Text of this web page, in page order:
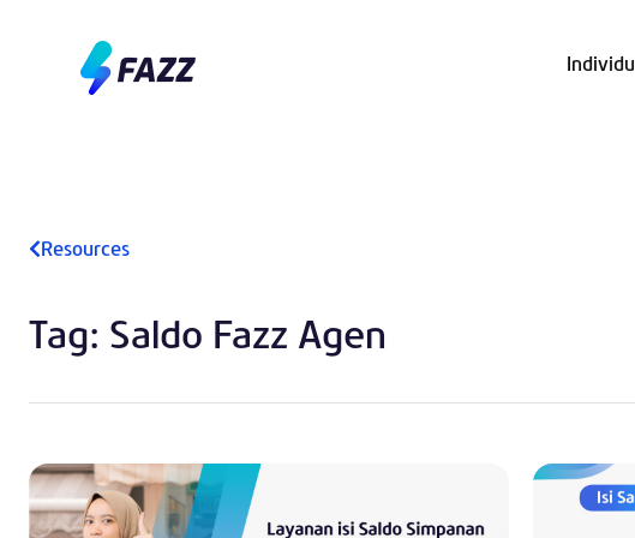
Individu
Resources
Tag: Saldo Fazz Agen